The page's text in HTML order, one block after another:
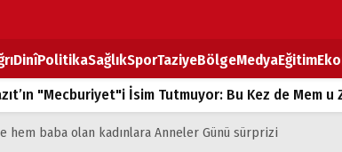
DinîPolitikaSağlıkSporTaziyeBölgeMedyaEğitim
"Mecburiyet"i İsim Tutmuyor: Bu Kez de Mem u
Ekmek Fiyatlarına Zam
hem baba olan kadınlara Anneler Günü sürprizi